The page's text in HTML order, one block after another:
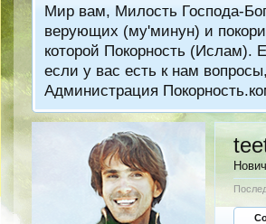
Мир вам, Милость Господа-
верующих (му'минун) и
которой Покорность (Ислам).
если у вас есть к нам
Администрация